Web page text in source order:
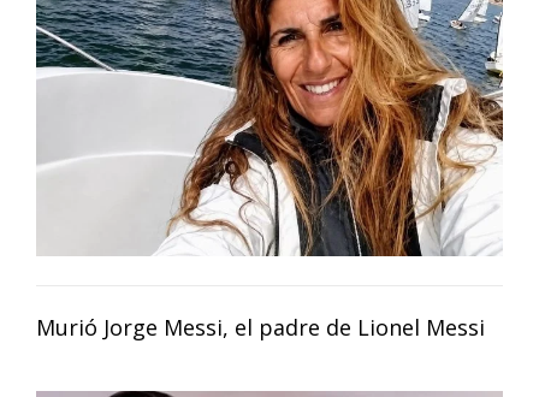
Murió Jorge Messi, el padre de Lionel Messi